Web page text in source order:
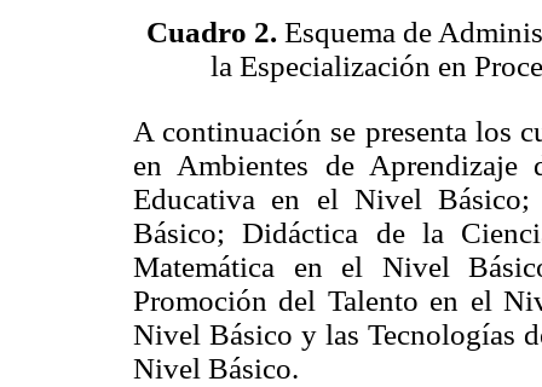
Cuadro 2. Esquema de
la Especialización en
A continuación se presenta los
en Ambientes de
Educativa en el Nivel
Básico; Didáctica de la
Matemática en el Nivel
Promoción del Talento en el
Nivel Básico y las Tecnologías
Nivel Básico.